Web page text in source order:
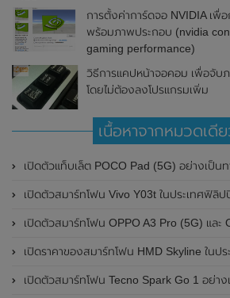
การตั้งค่าการ์ดจอ NVIDIA เพื่
พร้อมภาพประกอบ (nvidia
gaming performance)
วิธีการแคปหน้าจอคอม เพื่อจับ
โดยไม่ต้องลงโปรแกรมเพิ่ม
เนื้อหาจากหมวดเดี
เปิดตัวแท็บเล็ต POCO Pad (5G) อย่างเป็นทางการแล้วในประเทศอินเดีย มาพร้อมชิปเซ็ต Snapdragon
เปิดตัวสมาร์ทโฟน Vivo Y03t ในประเทศฟิลิปปินส์อย่างเป็นทางการแล้ว มาพร้อมชิปเซ็ต Unisoc T612 , กล้องหลัง ความละเอี
เปิดตัวสมาร์ทโฟน OPPO A3 Pro (5G) และ OPPO A3x ในประเทศไทยอย่างเป็นท
เปิดราคาของสมาร์ทโฟน HMD Skyline ในประเทศไทยอย่างเป็
เปิดตัวสมาร์ทโฟน Tecno Spark Go 1 อย่างเป็นทางการแล้ว มาพร้อมหน้าจอแสดงผล LCD /